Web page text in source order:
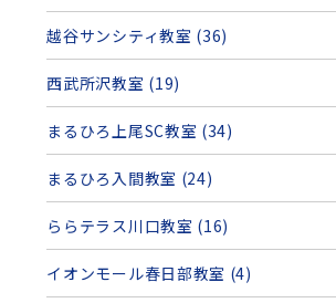
越谷サンシティ教室 (36)
西武所沢教室 (19)
まるひろ上尾SC教室 (34)
まるひろ入間教室 (24)
ららテラス川口教室 (16)
イオンモール春日部教室 (4)